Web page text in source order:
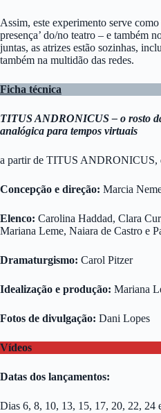
Assim, este experimento serve
presença’ do/no teatro – e também
juntas, as atrizes estão sozinhas,
também na multidão das redes.
Ficha técnica
TITUS ANDRONICUS – o rosto
analógica para tempos virtuais
a partir de TITUS ANDRONICUS,
Concepção e direção: Marcia
Elenco: Carolina Haddad, Clara
Mariana Leme, Naiara de Castro e
Dramaturgismo: Carol Pitzer
Idealização e produção: Mariana
Fotos de divulgação: Dani Lopes
Vídeos
Datas dos lançamentos:
Dias 6, 8, 10, 13, 15, 17, 20, 22, 24